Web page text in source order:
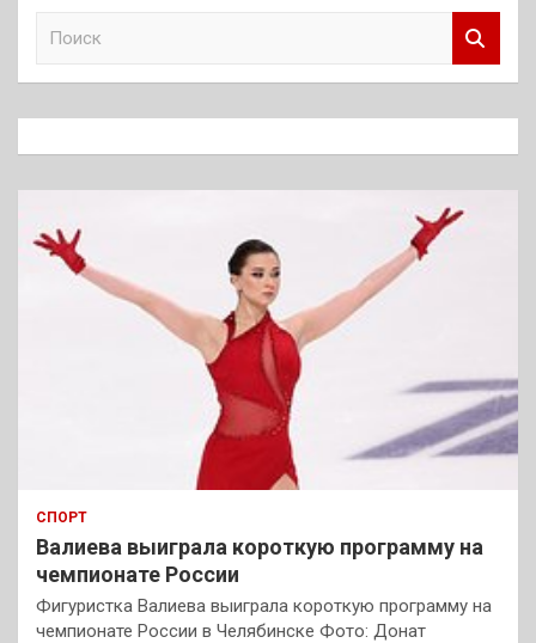
к
СПОРТ
Валиева выиграла короткую программу на
чемпионате России
Фигуристка Валиева выиграла короткую программу на
чемпионате России в Челябинске Фото: Донат